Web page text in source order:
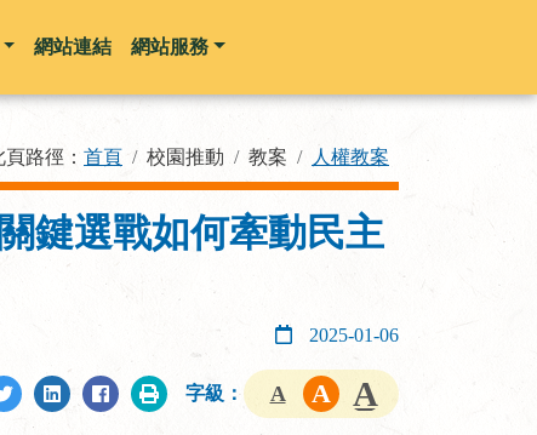
網站連結 網站服務
頁路徑： 首頁 校園推動 教案 人權教案
鍵選戰如何牽動民主
2025-01-06
字級：